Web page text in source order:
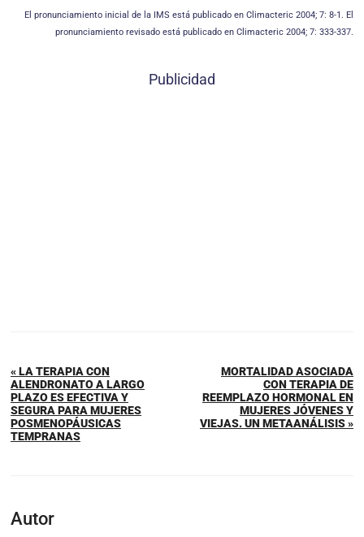
El pronunciamiento inicial de la IMS está publicado en Climacteric 2004; 7: 8-1. El
pronunciamiento revisado está publicado en Climacteric 2004; 7: 333-337.
Publicidad
« LA TERAPIA CON
ALENDRONATO A LARGO
PLAZO ES EFECTIVA Y
SEGURA PARA MUJERES
POSMENOPÁUSICAS
TEMPRANAS
MORTALIDAD ASOCIADA
CON TERAPIA DE
REEMPLAZO HORMONAL EN
MUJERES JÓVENES Y
VIEJAS. UN METAANÁLISIS »
Autor